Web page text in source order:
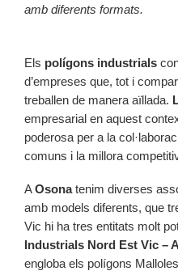
amb diferents formats.
Els polígons industrials
d’empreses que, tot i
treballen de manera aïllada.
empresarial en aquest
poderosa per a la
comuns i la millora
AOsonatenim diverses
amb models diferents, que
Vic hi ha tres entitats molt
Industrials Nord Est Vic –
engloba els polígons